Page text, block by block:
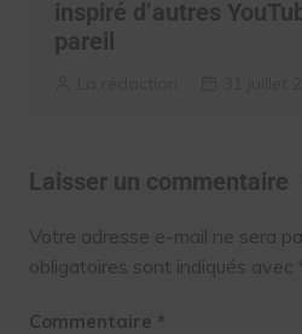
inspiré d’autres
pareil
Laisser un commentaire
Votre adresse e-mail ne sera
obligatoires sont indiqués avec
Commentaire *